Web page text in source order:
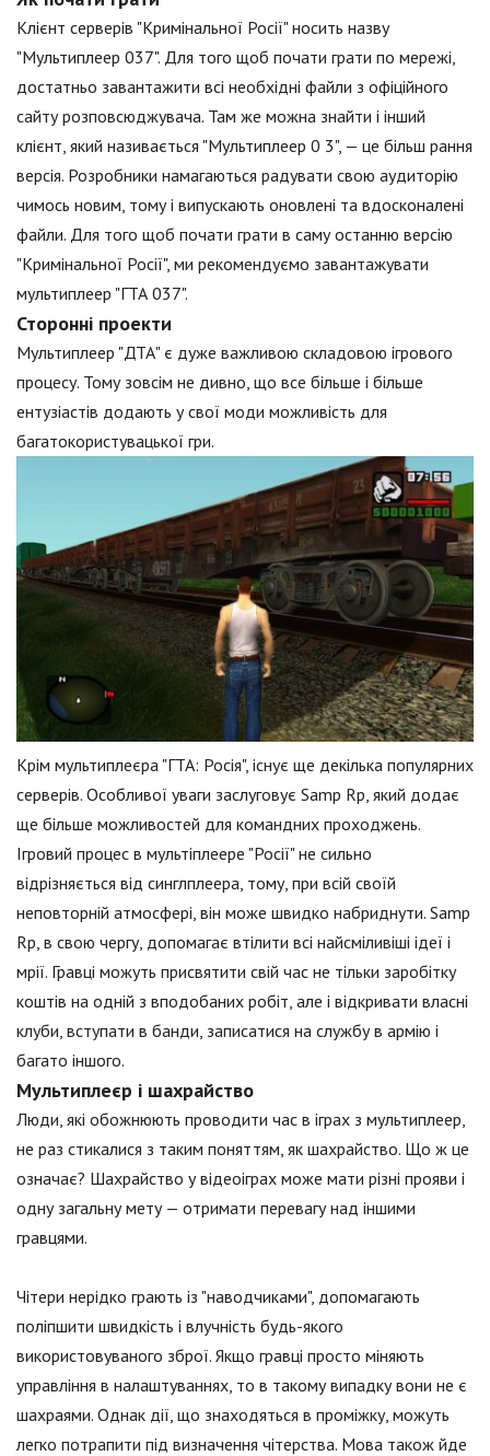
Клієнт серверів "Кримінальної Росії" носить назву
"Мультиплеер 037". Для того щоб почати грати по мережі,
достатньо завантажити всі необхідні файли з офіційного
сайту розповсюджувача. Там же можна знайти і інший
клієнт, який називається "Мультиплеер 0 3", — це більш рання
версія. Розробники намагаються радувати свою аудиторію
чимось новим, тому і випускають оновлені та вдосконалені
файли. Для того щоб почати грати в саму останню версію
"Кримінальної Росії", ми рекомендуємо завантажувати
мультиплеер "ГТА 037".
Сторонні проекти
Мультиплеер "ДТА" є дуже важливою складовою ігрового
процесу. Тому зовсім не дивно, що все більше і більше
ентузіастів додають у свої моди можливість для
багатокористувацької гри.
Крім мультиплеєра "ГТА: Росія", існує ще декілька популярних
серверів. Особливої уваги заслуговує Samp Rp, який додає
ще більше можливостей для командних проходжень.
Ігровий процес в мультіплеере "Росії" не сильно
відрізняється від синглплеера, тому, при всій своїй
неповторній атмосфері, він може швидко набриднути. Samp
Rp, в свою чергу, допомагає втілити всі найсміливіші ідеї і
мрії. Гравці можуть присвятити свій час не тільки заробітку
коштів на одній з вподобаних робіт, але і відкривати власні
клуби, вступати в банди, записатися на службу в армію і
багато іншого.
Мультиплеєр і шахрайство
Люди, які обожнюють проводити час в іграх з мультиплеер,
не раз стикалися з таким поняттям, як шахрайство. Що ж це
означає? Шахрайство у відеоіграх може мати різні прояви і
одну загальну мету — отримати перевагу над іншими
гравцями.
Чітери нерідко грають із "наводчиками", допомагають
поліпшити швидкість і влучність будь-якого
використовуваного зброї. Якщо гравці просто міняють
управління в налаштуваннях, то в такому випадку вони не є
шахраями. Однак дії, що знаходяться в проміжку, можуть
легко потрапити під визначення чітерства. Мова також йде